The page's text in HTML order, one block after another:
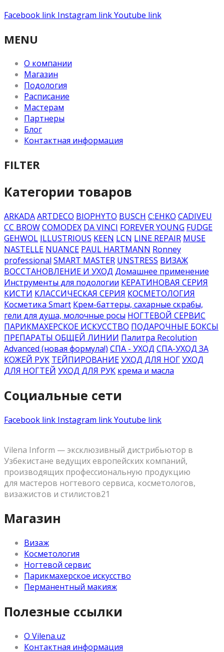
Facebook link Instagram linkYoutube link
MENU
О компании
Магазин
Подология
Расписание
Мастерам
Партнеры
Блог
Контактная информация
FILTER
Категории товаров
ARKADAARTDECO BIOPHYTO BUSCH C:EHKO CADIVEU
CC BROWCOMODEX DA VINCI FOREVER YOUNG FUDGE
GEHWOL ILLUSTRIOUS KEEN LCN LINE REPAIR MUSE
NASTELLE NUANCE PAUL HARTMANN Ronney
professional SMART MASTER UNSTRESS ВИЗАЖ
ВОССТАНОВЛЕНИЕ И УХОД Домашнее применение
Инструменты для подологии КЕРАТИНОВАЯ СЕРИЯ
КИСТИ КЛАССИЧЕСКАЯ СЕРИЯ КОСМЕТОЛОГИЯ
Косметика Smart Крем-баттеры, сахарные скрабы,
гели для душа, молочные росы НОГТЕВОЙ СЕРВИС
ПАРИКМАХЕРСКОЕ ИСКУССТВО ПОДАРОЧНЫЕ БОКСЫ
ПРЕПАРАТЫ ОБЩЕЙ ЛИНИИ Палитра Recolution
Advanced (новая формула!) СПА - УХОД СПА-УХОД ЗА
КОЖЕЙ РУК ТЕЙПИРОВАНИЕУХОД ДЛЯ НОГУХОД
ДЛЯ НОГТЕЙ УХОД ДЛЯ РУК крема и масла
Социальные сети
Facebook link Instagram linkYoutube link
Vilena Inform — эксклюзивный дистрибьютор в
Узбекистане ведущих европейских компаний,
производящих профессиональную продукцию
для мастеров ногтевого сервиса, косметологов,
визажистов и стилистов21
Магазин
Визаж
Косметология
Ногтевой сервис
Парикмахерское искусство
Перманентный макияж
Полезные ссылки
О Vilena.uz
Контактная информация